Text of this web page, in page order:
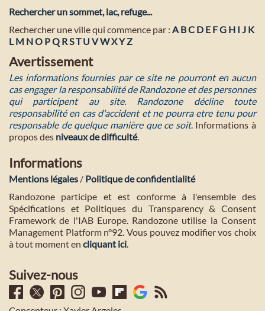
Rechercher un sommet, lac, refuge...
Rechercher une ville qui commence par : A BC D E FG H I J K
L M NO PQ R ST U VWXY Z
Avertissement
Les informations fournies par ce site ne pourront en aucun
cas engager la responsabilité de Randozone et des personnes
qui participent au site. Randozone décline toute
responsabilité en cas d'accident et ne pourra etre tenu pour
responsable de quelque manière que ce soit. Informations à
propos des niveaux de difficulté.
Informations
Mentions légales / Politique de confidentialité
Randozone participe et est conforme à l'ensemble des
Spécifications et Politiques du Transparency & Consent
Framework de l'IAB Europe. Randozone utilise la Consent
Management Platform n°92. Vous pouvez modifier vos choix
à tout moment en cliquant ici
Suivez-nous